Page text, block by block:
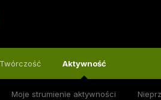
Twórczość Aktywność
Moje strumienie aktywności